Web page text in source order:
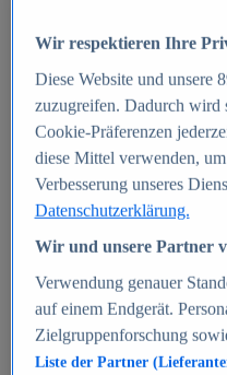
E-commerce
Beliebte Statistiken
Aktuelle Statistiken
E-Commerce -
Deutschland 1999-
Umsatz von
2010-2025
B2C-E-
Deutschland 2024
Marktanteile von
Deutschland 2024
Umsatzstarke
Deutschland 2023-
Wir respektieren Ihre
Diese Website und unsere
zuzugreifen. Dadurch wird
Cookie-Präferenzen
diese Mittel verwenden,
Verbesserung unseres
Datenschutzerklärung.
Wir und unsere Partner
Verwendung genauer
auf einem Endgerät.
Zielgruppenforschung
Liste der Partner